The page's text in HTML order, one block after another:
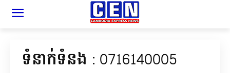
ទំនាក់ទំនង : 0716140005